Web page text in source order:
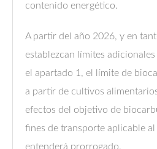
contenido energético.
A partir del año 2026, y en
establezcan límites
el apartado 1, el límite de
a partir de cultivos
efectos del objetivo de
fines de transporte aplicable
entenderá prorrogado.